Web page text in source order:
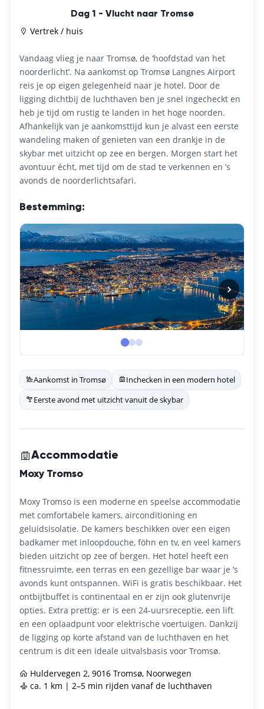
Dag 1 - Vlucht naar Tromsø
Vertrek / huis
Vandaag vlieg je naar Tromsø, de ‘hoofdstad van het
noorderlicht’. Na aankomst op Tromsø Langnes Airport
reis je op eigen gelegenheid naar je hotel. Door de
ligging dichtbij de luchthaven ben je snel ingecheckt en
heb je tijd om rustig te landen in het hoge noorden.
Afhankelijk van je aankomsttijd kun je alvast een eerste
wandeling maken of genieten van een drankje in de
skybar met uitzicht op zee en bergen. Morgen start het
avontuur écht, met tijd om de stad te verkennen en ’s
avonds de noorderlichtsafari.
Bestemming:
Aankomst in Tromsø
Inchecken in een modern hotel
Eerste avond met uitzicht vanuit de skybar
Accommodatie
Moxy Tromso
Moxy Tromso is een moderne en speelse accommodatie
met comfortabele kamers, airconditioning en
geluidsisolatie. De kamers beschikken over een eigen
badkamer met inloopdouche, föhn en tv, en veel kamers
bieden uitzicht op zee of bergen. Het hotel heeft een
fitnessruimte, een terras en een gezellige bar waar je ’s
avonds kunt ontspannen. WiFi is gratis beschikbaar. Het
ontbijtbuffet is continentaal en er zijn ook glutenvrije
opties. Extra prettig: er is een 24-uursreceptie, een lift
en een oplaadpunt voor elektrische voertuigen. Dankzij
de ligging op korte afstand van de luchthaven en het
centrum is dit een ideale uitvalsbasis voor Tromsø.
Huldervegen 2, 9016 Tromsø, Noorwegen
ca. 1 km | 2–5 min rijden vanaf de luchthaven